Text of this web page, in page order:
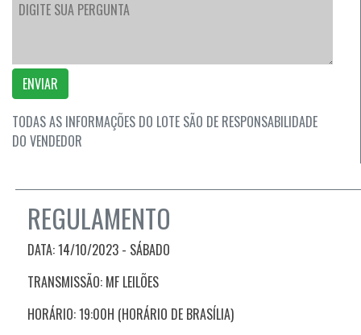
ENVIAR
TODAS AS INFORMAÇÕES DO LOTE SÃO DE RESPONSABILIDADE
DO VENDEDOR
REGULAMENTO
DATA: 14/10/2023 - SÁBADO
TRANSMISSÃO: MF LEILÕES
HORÁRIO: 19:00H (HORÁRIO DE BRASÍLIA)